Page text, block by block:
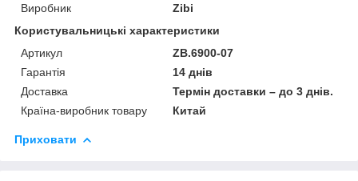
Виробник
Zibi
Користувальницькі характеристики
Артикул
ZB.6900-07
Гарантія
14 днів
Доставка
Термін доставки – до 3 днів.
Країна-виробник товару
Китай
Приховати